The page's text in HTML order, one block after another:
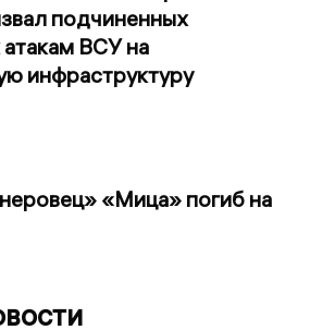
подчиненных
атакам ВСУ на
инфраструктуру
«Мица» погиб на